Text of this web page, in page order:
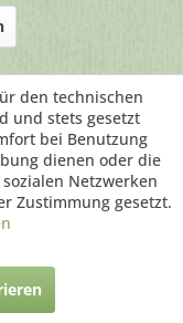
den technischen
und stets gesetzt
bei Benutzung
dienen oder die
Netzwerken
Zustimmung gesetzt.